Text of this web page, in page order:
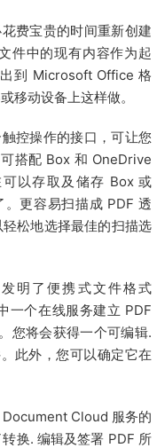
费宝贵的时间重新创建
件中的现有内容作为起
到 Microsoft Office 格
移动设备上这样做。
控操作的接口，可让您
搭配 Box 和 OneDrive
以存取及储存 Box 或
更容易扫描成 PDF 透
松地选择最佳的扫描选
明了便携式文件格式
一个在线服务建立 PDF
您将会获得一个可编辑.
此外，您可以确定它在
Cloud 服务的
换. 编辑及签署 PDF 所